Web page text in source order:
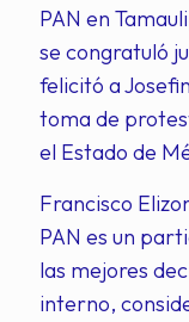
PAN en
se congratuló
felicitó a
toma de
el Estado de
Francisco
PAN es un
las mejores
interno,